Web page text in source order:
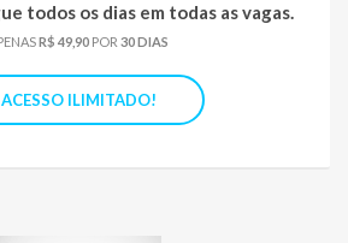
todos os dias em todas as vagas.
R$ 49,90 POR 30 DIAS
ACESSO ILIMITADO!